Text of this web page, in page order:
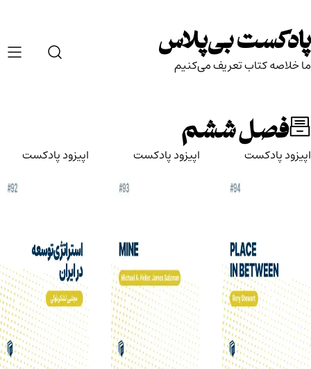
to
content
پادکست بی‌پلاس
ما خلاصه کتاب تعریف می‌کنیم
فصل ششم
اپیزود پادکست اپیزود پادکست اپیزود پادکست